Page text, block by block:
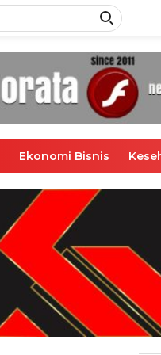
Ekonomi Bisnis